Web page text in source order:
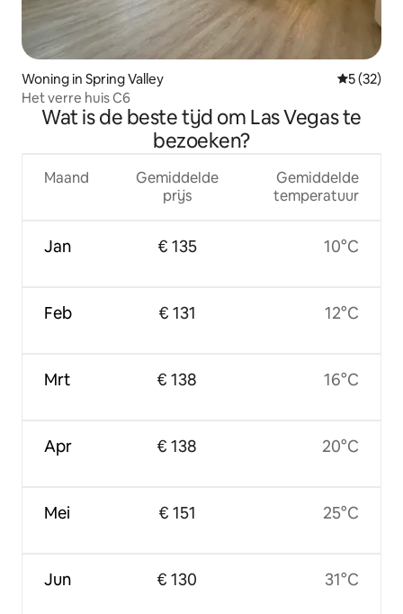
Woning in Spring Valley
5 (32)
Het verre huis C6
Wat is de beste tijd om Las Vegas te
bezoeken?
Maand
Jan
Feb
Mrt
Apr
Mei
Jun
Gemiddelde
prijs
€ 135
€ 131
€ 138
€ 138
€ 151
€ 130
Gemiddelde
temperatuur
10°C
12°C
16°C
20°C
25°C
31°C